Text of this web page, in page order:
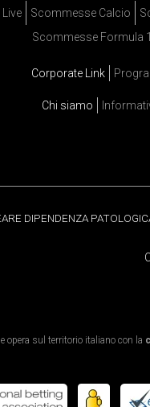
Scommesse Calcio
Scommesse Formula 1
Corporate Link
Chi siamo
DIPENDENZA
opera sul territorio italiano con la